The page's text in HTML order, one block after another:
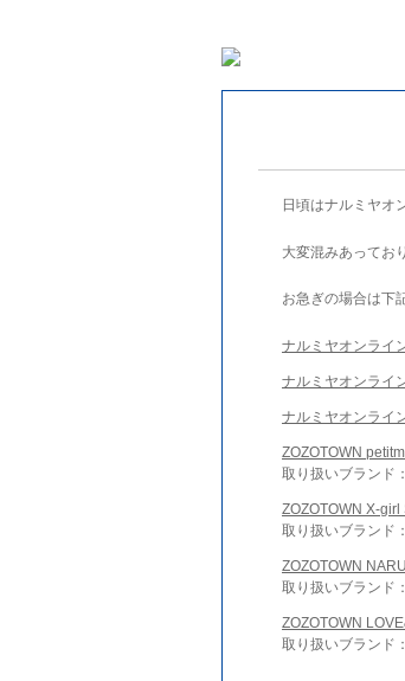
日頃はナルミヤオ
大変混みあってお
お急ぎの場合は下
ナルミヤオンライ
ナルミヤオンライ
ナルミヤオンライ
ZOZOTOWN
取り扱いブランド
ZOZOTOWN X-girl
取り扱いブランド
ZOZOTOWN
取り扱いブランド
ZOZOTOWN
取り扱いブランド